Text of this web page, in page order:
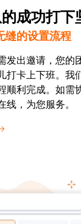
成功打下
缝的设置流程
发出邀请，您的
打卡上下班。我
顺利完成。如需
，为您服务。